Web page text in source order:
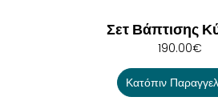
Σετ Βάπτισης
190.00€
Κατόπιν